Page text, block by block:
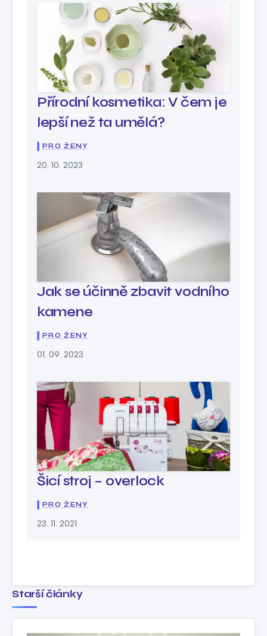
Přírodní kosmetika: V čem je
lepší než ta umělá?
PRO ŽENY
20. 10. 2023
Jak se účinně zbavit vodního
kamene
PRO ŽENY
01. 09. 2023
Šicí stroj – overlock
PRO ŽENY
23. 11. 2021
Starší články